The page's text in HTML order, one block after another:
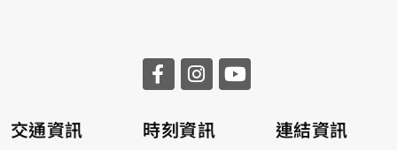
交通資訊
時刻資訊
連結資訊